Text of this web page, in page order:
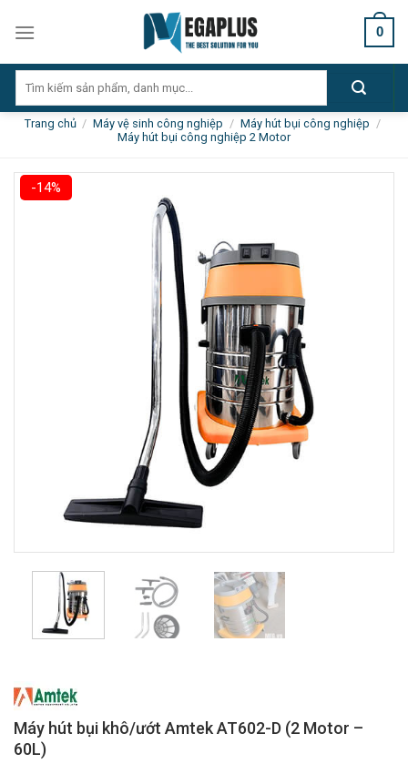
0
kiếm:
Trang chủ / Máy vệ sinh công nghiệp / Máy hút bụi công nghiệp /
Máy hút bụi công nghiệp 2 Motor
-14%
Máy hút bụi khô/ướt Amtek AT602-D (2 Motor –
60L)